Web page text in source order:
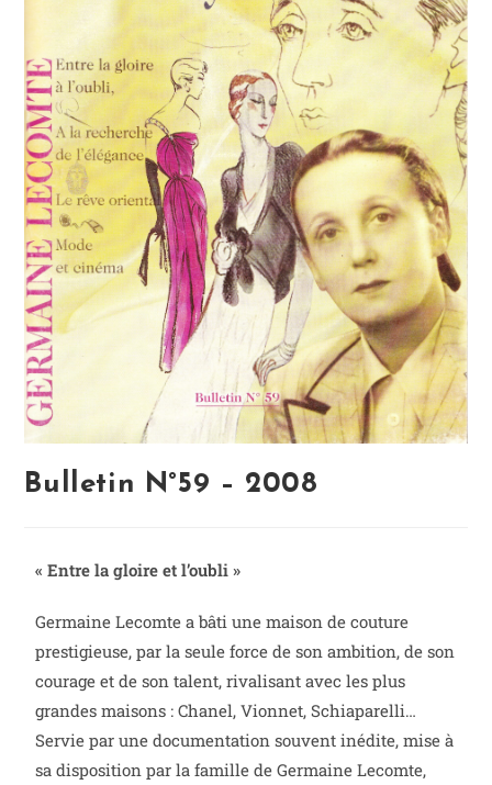
Bulletin N°59 – 2008
« Entre la gloire et l’oubli »
Germaine Lecomte a bâti une maison de couture
prestigieuse, par la seule force de son ambition, de son
courage et de son talent, rivalisant avec les plus
grandes maisons : Chanel, Vionnet, Schiaparelli…
Servie par une documentation souvent inédite, mise à
sa disposition par la famille de Germaine Lecomte,